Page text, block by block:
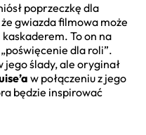
poprzeczkę dla
gwiazda filmowa może
To on na
dla roli”.
jego ślady, ale oryginał
w połączeniu z jego
będzie inspirować